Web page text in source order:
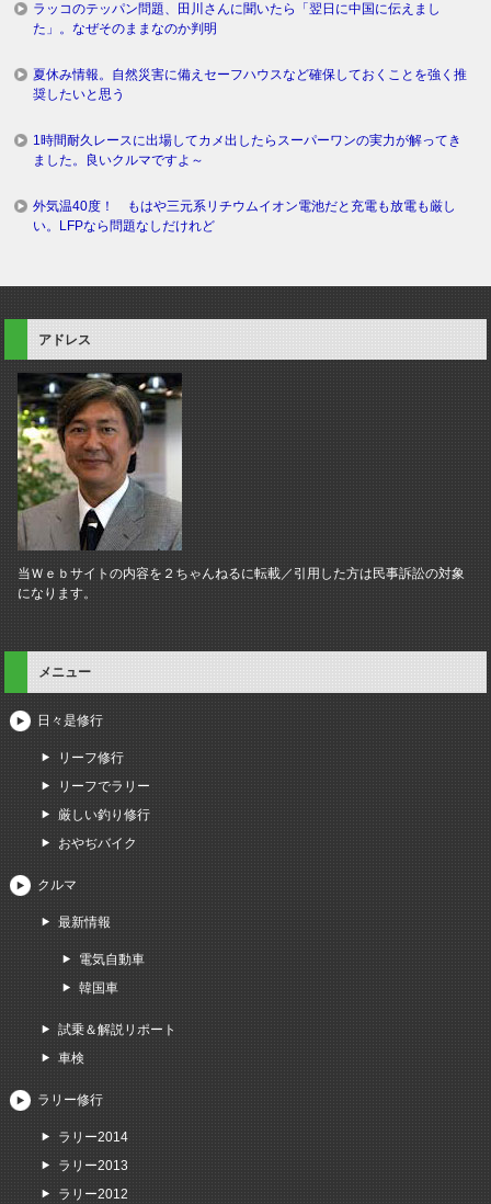
ラッコのテッパン問題、田川さんに聞いたら「翌日に中国に伝えまし
た」。なぜそのままなのか判明
夏休み情報。自然災害に備えセーフハウスなど確保しておくことを強く推
奨したいと思う
1時間耐久レースに出場してカメ出したらスーパーワンの実力が解ってき
ました。良いクルマですよ～
外気温40度！ もはや三元系リチウムイオン電池だと充電も放電も厳し
い。LFPなら問題なしだけれど
アドレス
当Ｗｅｂサイトの内容を２ちゃんねるに転載／引用した方は民事訴訟の対象
になります。
メニュー
日々是修行
リーフ修行
リーフでラリー
厳しい釣り修行
おやぢバイク
クルマ
最新情報
電気自動車
韓国車
試乗＆解説リポート
車検
ラリー修行
ラリー2014
ラリー2013
ラリー2012